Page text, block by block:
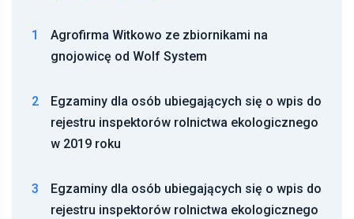
1
Agrofirma Witkowo ze zbiornikami na
gnojowicę od Wolf System
2
Egzaminy dla osób ubiegających się o wpis do
rejestru inspektorów rolnictwa ekologicznego
w 2019 roku
3
Egzaminy dla osób ubiegających się o wpis do
rejestru inspektorów rolnictwa ekologicznego